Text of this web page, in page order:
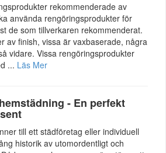
rekommenderade av
använda rengöringsprodukter för
de som tillverkaren rekommenderat.
av finish, vissa är vaxbaserade, några
vidare. Vissa rengöringsprodukter
... Läs Mer
- En perfekt
till ett städföretag eller individuell
historik av utomordentligt och